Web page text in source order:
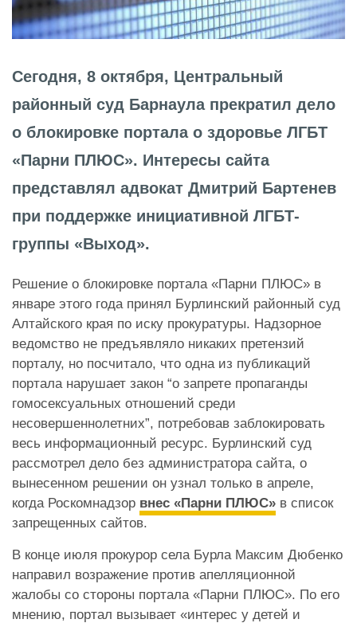
Сегодня, 8 октября, Центральный
районный суд Барнаула прекратил дело
о блокировке портала о здоровье ЛГБТ
«Парни ПЛЮС». Интересы сайта
представлял адвокат Дмитрий Бартенев
при поддержке инициативной ЛГБТ-
группы «Выход».
Решение о блокировке портала «Парни ПЛЮС» в
январе этого года принял Бурлинский районный суд
Алтайского края по иску прокуратуры. Надзорное
ведомство не предъявляло никаких претензий
порталу, но посчитало, что одна из публикаций
портала нарушает закон “о запрете пропаганды
гомосексуальных отношений среди
несовершеннолетних”, потребовав заблокировать
весь информационный ресурс. Бурлинский суд
рассмотрел дело без администратора сайта, о
вынесенном решении он узнал только в апреле,
когда Роскомнадзор внес «Парни ПЛЮС» в список
запрещенных сайтов.
В конце июля прокурор села Бурла Максим Дюбенко
направил возражение против апелляционной
жалобы со стороны портала «Парни ПЛЮС». По его
мнению, портал вызывает «интерес у детей и